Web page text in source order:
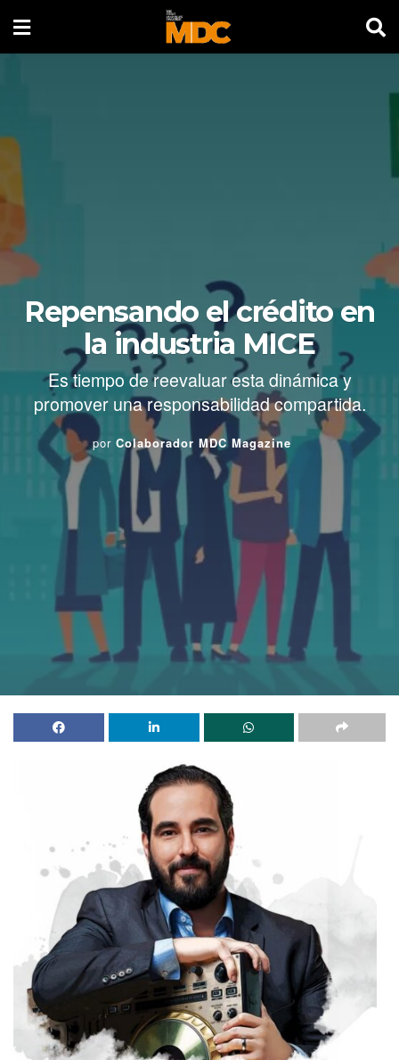
Repensando el crédito en
la industria MICE
Es tiempo de reevaluar esta dinámica y
promover una responsabilidad compartida.
por Colaborador MDC Magazine